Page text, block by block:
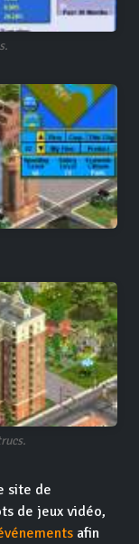
site de
de jeux vidéo,
afin